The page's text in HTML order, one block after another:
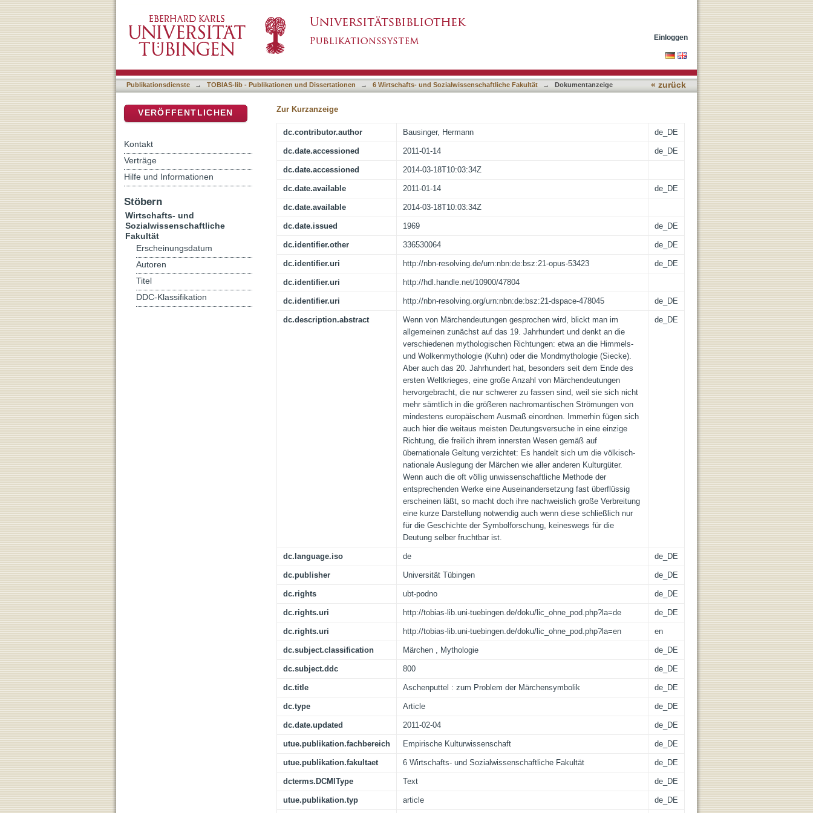
Einloggen
Publikationsdienste → TOBIAS-lib - Publikationen und Dissertationen → 6 Wirtschafts- und Sozialwissenschaftliche Fakultät → Dokumentanzeige « zurück
Zur Kurzanzeige
dc.contributor.author Bausinger, Hermann de_DE
dc.date.accessioned 2011-01-14 de_DE
dc.date.accessioned 2014-03-18T10:03:34Z
dc.date.available 2011-01-14 de_DE
dc.date.available 2014-03-18T10:03:34Z
dc.date.issued 1969 de_DE
dc.identifier.other 336530064 de_DE
dc.identifier.uri http://nbn-resolving.de/urn:nbn:de:bsz:21-opus-53423 de_DE
dc.identifier.uri http://hdl.handle.net/10900/47804
dc.identifier.uri http://nbn-resolving.org/urn:nbn:de:bsz:21-dspace-478045 de_DE
dc.description.abstract
Wenn von Märchendeutungen gesprochen wird, blickt man im
allgemeinen zunächst auf das 19. Jahrhundert und denkt an die
verschiedenen mythologischen Richtungen: etwa an die Himmels-
und Wolkenmythologie (Kuhn) oder die Mondmythologie (Siecke).
Aber auch das 20. Jahrhundert hat, besonders seit dem Ende des
ersten Weltkrieges, eine große Anzahl von Märchendeutungen
hervorgebracht, die nur schwerer zu fassen sind, weil sie sich nicht
mehr sämtlich in die größeren nachromantischen Strömungen von
mindestens europäischem Ausmaß einordnen. Immerhin fügen sich
auch hier die weitaus meisten Deutungsversuche in eine einzige
Richtung, die freilich ihrem innersten Wesen gemäß auf
übernationale Geltung verzichtet: Es handelt sich um die völkisch-
nationale Auslegung der Märchen wie aller anderen Kulturgüter.
Wenn auch die oft völlig unwissenschaftliche Methode der
entsprechenden Werke eine Auseinandersetzung fast überflüssig
erscheinen läßt, so macht doch ihre nachweislich große Verbreitung
eine kurze Darstellung notwendig auch wenn diese schließlich nur
für die Geschichte der Symbolforschung, keineswegs für die
Deutung selber fruchtbar ist.
de_DE
dc.language.iso de de_DE
dc.publisher Universität Tübingen de_DE
dc.rights ubt-podno de_DE
dc.rights.uri http://tobias-lib.uni-tuebingen.de/doku/lic_ohne_pod.php?la=de de_DE
dc.rights.uri http://tobias-lib.uni-tuebingen.de/doku/lic_ohne_pod.php?la=en en
dc.subject.classification Märchen , Mythologie de_DE
dc.subject.ddc 800 de_DE
dc.title Aschenputtel : zum Problem der Märchensymbolik de_DE
dc.type Article de_DE
dc.date.updated 2011-02-04 de_DE
utue.publikation.fachbereich Empirische Kulturwissenschaft de_DE
utue.publikation.fakultaet 6 Wirtschafts- und Sozialwissenschaftliche Fakultät de_DE
dcterms.DCMIType Text de_DE
utue.publikation.typ article de_DE
VERÖFFENTLICHEN
Kontakt
Verträge
Hilfe und Informationen
Stöbern
Wirtschafts- und
Sozialwissenschaftliche
Fakultät
Erscheinungsdatum
Autoren
Titel
DDC-Klassifikation